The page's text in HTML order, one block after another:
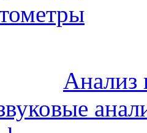
Анализ